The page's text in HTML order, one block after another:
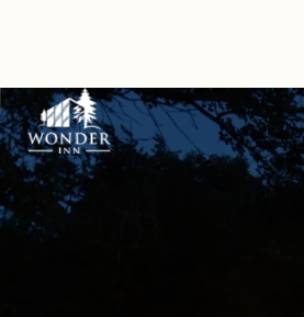
Home
Unterkunft
Flussufer
Arktis
Direkt
buchen